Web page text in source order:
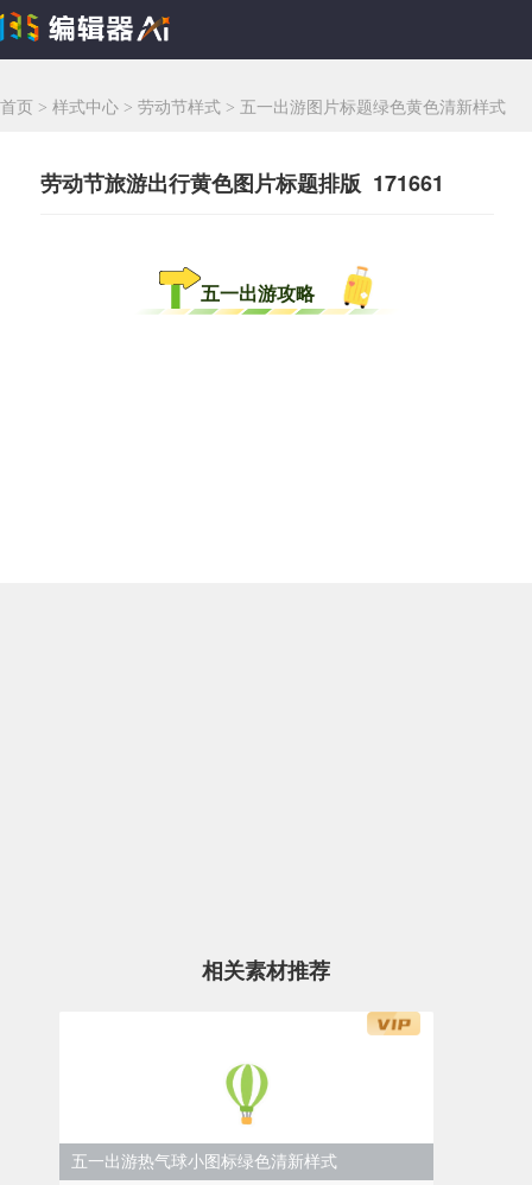
首页 > 样式中心 > 劳动节样式 > 五一出游图片标题绿色黄色清新样式
劳动节旅游出行黄色图片标题排版 171661
五一出游攻略
相关素材推荐
五一出游热气球小图标绿色清新样式